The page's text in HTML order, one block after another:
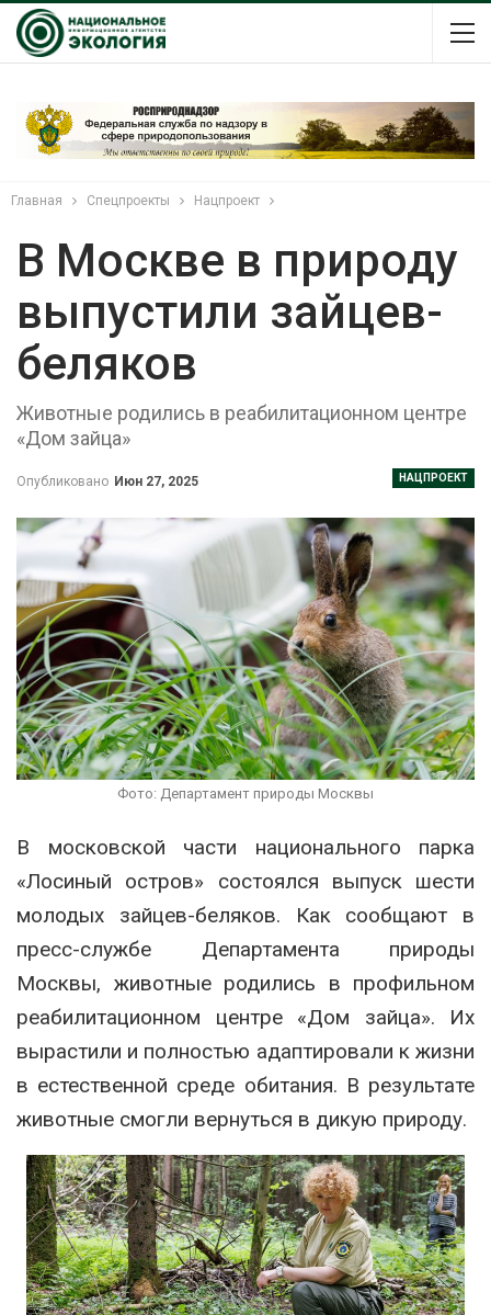
Главная Спецпроекты Нацпроект
В Москве в природу
выпустили зайцев-
беляков
Животные родились в реабилитационном центре
«Дом зайца»
НАЦПРОЕКТ
Опубликовано Июн 27, 2025
Фото: Департамент природы Москвы
В московской части национального парка
«Лосиный остров» состоялся выпуск шести
молодых зайцев-беляков. Как сообщают в
пресс-службе Департамента природы
Москвы, животные родились в профильном
реабилитационном центре «Дом зайца». Их
вырастили и полностью адаптировали к жизни
в естественной среде обитания. В результате
животные смогли вернуться в дикую природу.